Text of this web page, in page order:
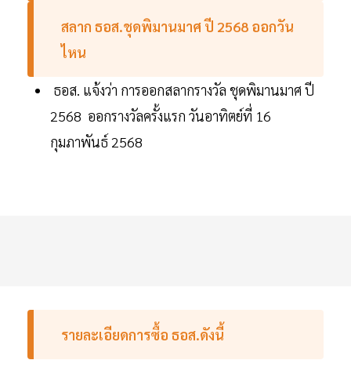
สลาก ธอส.ชุดพิมานมาศ ปี 2568 ออกวัน
ไหน
ธอส. แจ้งว่า การออกสลากรางวัล ชุดพิมานมาศ ปี
2568 ออกรางวัลครั้งแรก วันอาทิตย์ที่ 16
กุมภาพันธ์ 2568
รายละเอียดการซื้อ ธอส.ดังนี้